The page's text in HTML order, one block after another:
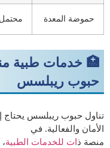
حموضة المعدة محتمل
🏥 خدمات طبية
حبوب ريبلسس
تناول حبوب ريبلسس يحتاج
الأمان والفعالية. في
منصة ذ ات للخدمات الطبية